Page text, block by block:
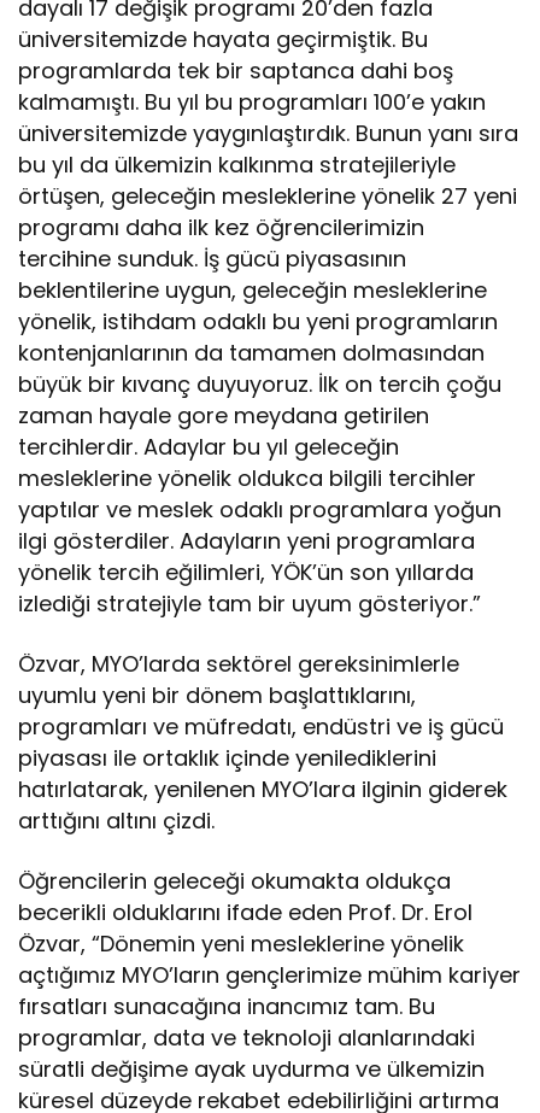
dayalı 17 değişik programı 20’den fazla
üniversitemizde hayata geçirmiştik. Bu
programlarda tek bir saptanca dahi boş
kalmamıştı. Bu yıl bu programları 100’e yakın
üniversitemizde yaygınlaştırdık. Bunun yanı sıra
bu yıl da ülkemizin kalkınma stratejileriyle
örtüşen, geleceğin mesleklerine yönelik 27 yeni
programı daha ilk kez öğrencilerimizin
tercihine sunduk. İş gücü piyasasının
beklentilerine uygun, geleceğin mesleklerine
yönelik, istihdam odaklı bu yeni programların
kontenjanlarının da tamamen dolmasından
büyük bir kıvanç duyuyoruz. İlk on tercih çoğu
zaman hayale gore meydana getirilen
tercihlerdir. Adaylar bu yıl geleceğin
mesleklerine yönelik oldukca bilgili tercihler
yaptılar ve meslek odaklı programlara yoğun
ilgi gösterdiler. Adayların yeni programlara
yönelik tercih eğilimleri, YÖK’ün son yıllarda
izlediği stratejiyle tam bir uyum gösteriyor.”
Özvar, MYO’larda sektörel gereksinimlerle
uyumlu yeni bir dönem başlattıklarını,
programları ve müfredatı, endüstri ve iş gücü
piyasası ile ortaklık içinde yenilediklerini
hatırlatarak, yenilenen MYO’lara ilginin giderek
arttığını altını çizdi.
Öğrencilerin geleceği okumakta oldukça
becerikli olduklarını ifade eden Prof. Dr. Erol
Özvar, “Dönemin yeni mesleklerine yönelik
açtığımız MYO’ların gençlerimize mühim kariyer
fırsatları sunacağına inancımız tam. Bu
programlar, data ve teknoloji alanlarındaki
süratli değişime ayak uydurma ve ülkemizin
küresel düzeyde rekabet edebilirliğini artırma